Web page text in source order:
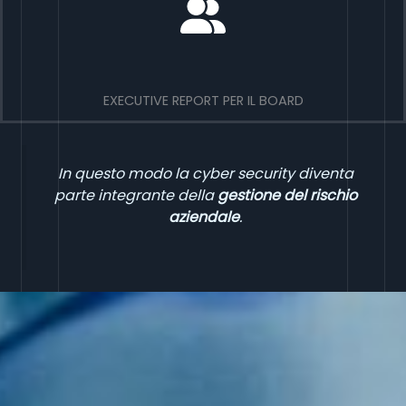
EXECUTIVE REPORT PER IL BOARD
In questo modo la cyber security diventa
parte integrante dellagestione del rischio
aziendale.